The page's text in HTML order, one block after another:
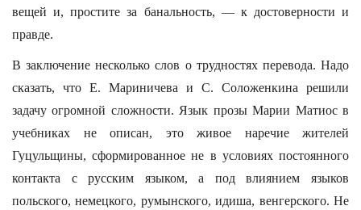
вещей и, простите за банальность, — к достоверности и
правде.
В заключение несколько слов о трудностях перевода. Надо
сказать, что Е. Ма­ри­ничева и С. Соложенкина решили
задачу огромной сложности. Язык прозы Марии Матиос в
учебниках не описан, это живое наречие жителей
Гуцульщины, сформированное не в условиях постоянного
контакта с русским языком, а под влиянием языков
польского, немецкого, румынского, идиша, венгерского. Не